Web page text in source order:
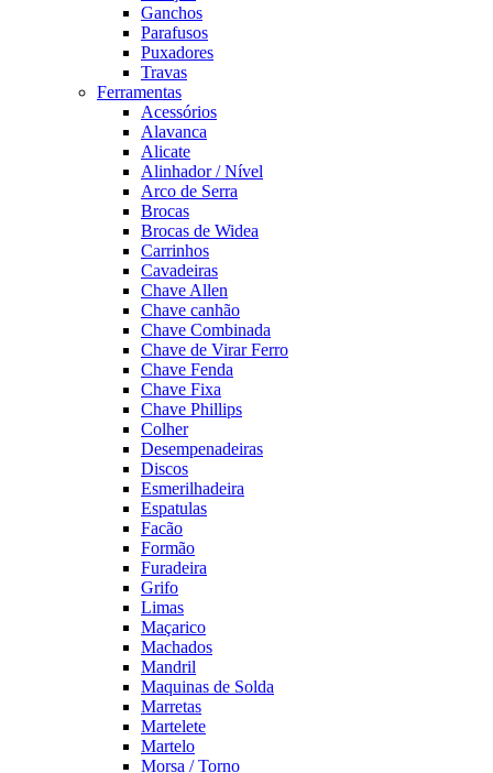
Ganchos
Parafusos
Puxadores
Travas
Ferramentas
Acessórios
Alavanca
Alicate
Alinhador / Nível
Arco de Serra
Brocas
Brocas de Widea
Carrinhos
Cavadeiras
Chave Allen
Chave canhão
Chave Combinada
Chave de Virar Ferro
Chave Fenda
Chave Fixa
Chave Phillips
Colher
Desempenadeiras
Discos
Esmerilhadeira
Espatulas
Facão
Formão
Furadeira
Grifo
Limas
Maçarico
Machados
Mandril
Maquinas de Solda
Marretas
Martelete
Martelo
Morsa / Torno